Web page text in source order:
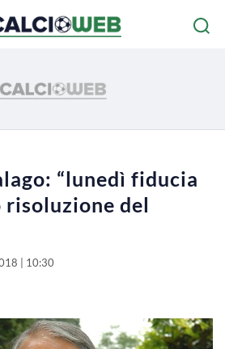
“lunedì fiducia
risoluzione del
| 10:30